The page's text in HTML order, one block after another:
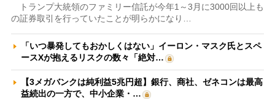
トランプ大統領のファミリー信託が今年1～3月に3000回以上も
の証券取引を行っていたことが明らかになり…
「いつ暴発してもおかしくはない」イーロン・マスク氏とスペ
ースXが抱えるリスクの数々「絶対…
【3メガバンクは純利益5兆円超】銀行、商社、ゼネコンは最高
益続出の一方で、中小企業・…